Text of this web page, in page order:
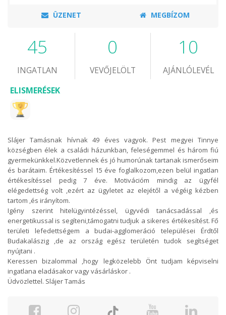
ÜZENET MEGBÍZOM
45
INGATLAN
0
VEVŐJELÖLT
10
AJÁNLÓLEVÉL
ELISMERÉSEK
Slájer Tamásnak hívnak 49 éves vagyok. Pest megyei Tinnye
községben élek a családi házunkban, feleségemmel és három fiú
gyermekünkkel.Közvetlennek és jó humorúnak tartanak ismerőseim
és barátaim. Értékesítéssel 15 éve foglalkozom,ezen belül ingatlan
értékesítéssel pedig 7 éve. Motivációm mindig az ügyfél
elégedettség volt ,ezért az ügyletet az elejétől a végéig kézben
tartom ,és irányítom.
Igény szerint hitelügyintézéssel, ügyvédi tanácsadással ,és
energetikussal is segíteni,támogatni tudjuk a sikeres értékesítést. Fő
területi lefedettségem a budai-agglomeráció települései Érdtől
Budakalászig ,de az ország egész területén tudok segítséget
nyújtani .
Keressen bizalommal ,hogy legközelebb Önt tudjam képviselni
ingatlana eladásakor vagy vásárláskor .
Üdvözlettel. Slájer Tamás